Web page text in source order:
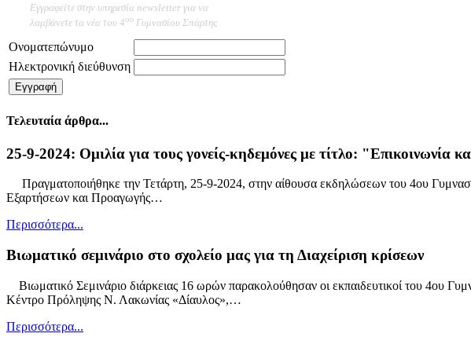
Εγγραφείτε στην υπηρεσία newsletter για να
λαμβάνετε τα νέα του 4ου Γυμνασίου Σπάρτης
Ονοματεπώνυμο
Ηλεκτρονική διεύθυνση
Τελευταία άρθρα...
25-9-2024: Ομιλία για τους γονείς-κηδεμόνες με τίτλο: "Επικοινωνία
Πραγματοποιήθηκε την Τετάρτη, 25-9-2024, στην αίθουσα εκδηλώσεων του 4ου
Εξαρτήσεων και Προαγωγής…
Περισσότερα...
Βιωματικό σεμινάριο στο σχολείο μας για τη Διαχείριση κρίσεων
Βιωματικό Σεμινάριο διάρκειας 16 ωρών παρακολούθησαν οι εκπαιδευτικοί του 4ου
Κέντρο Πρόληψης Ν. Λακωνίας «Δίαυλος»,…
Περισσότερα...